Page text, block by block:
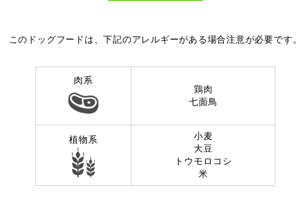
このドッグフードは、下記のアレルギーがある場合注意が必要です。
肉系
鶏肉
七面鳥
植物系
小麦
大豆
トウモロコシ
米